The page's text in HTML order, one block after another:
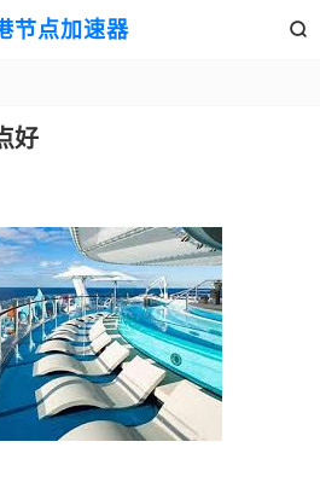
节点加速器 
好